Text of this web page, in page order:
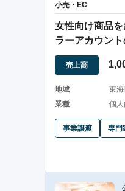
小売・EC
女性向け商品
ラーアカウン
即営業可能
売上高
地域
東
業種
個
事業譲渡 専門